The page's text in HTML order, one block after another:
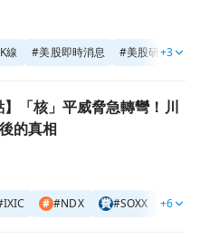
線 #美股即時消息 #美股研究報告
+3
急轉彎！川普TACO背後的真
】「核」平威脅急轉彎！川
的真相
# #NDX 費#SOXX #美股
+6